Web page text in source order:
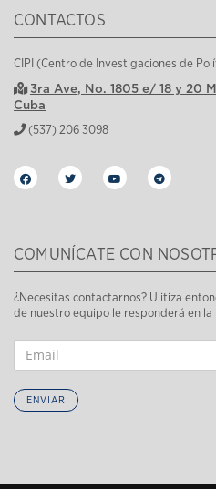
CONTACTOS
CIPI (Centro de Investigaciones de
3ra Ave, No. 1805 e/ 18 y 20
Cuba
(537) 206 3098
COMUNÍCATE CON
¿Necesitas contactarnos? Ulitiza
de nuestro equipo le responderá en
ENVIAR